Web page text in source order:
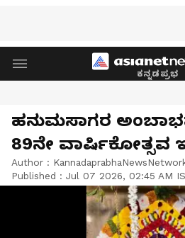
ಕನ್ನಡಪ್ರಭ
ಹನುಮಸಾಗರ
89ನೇ ವಾರ್ಷಿಕೋತ್ಸವ
Author :
Published : Jul 07 2026, 02:45 AM